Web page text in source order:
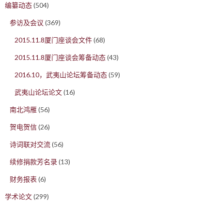
编纂动态(504)
参访及会议 (369)
2015.11.8厦门座谈会文件(68)
2015.11.8厦门座谈会筹备动态(43)
2016.10，武夷山论坛筹备动态(59)
武夷山论坛论文(16)
南北鸿雁(56)
贺电贺信(26)
诗词联对交流(56)
续修捐款芳名录(13)
财务报表 (6)
学术论文(299)